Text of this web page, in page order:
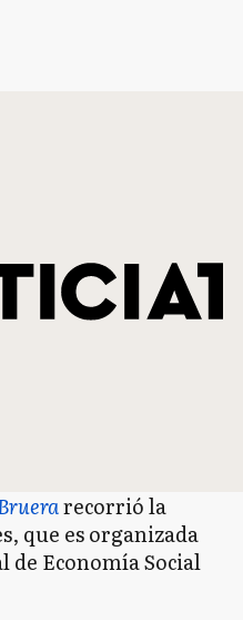
recorrió la
que es organizada
de Economía Social